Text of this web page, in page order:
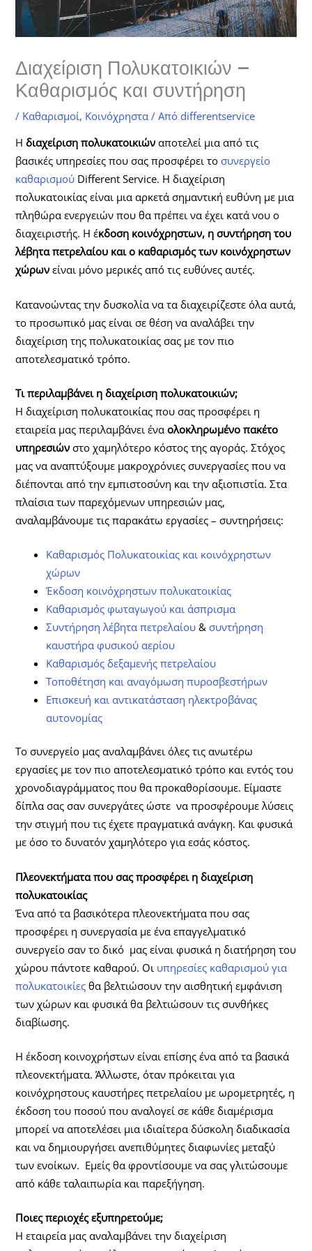
Διαχείριση Πολυκατοικιών –
Καθαρισμός και συντήρηση
/ Καθαρισμοί, Κοινόχρηστα / Από differentservice
Ηδιαχείριση πολυκατοικιών αποτελεί μια από τις
βασικές υπηρεσίες που σας προσφέρει τοσυνεργείο
καθαρισμού Different Service. Η διαχείριση
πολυκατοικίας είναι μια αρκετά σημαντική ευθύνη με μια
πληθώρα ενεργειών που θα πρέπει να έχει κατά νου ο
διαχειριστής. Η έκδοση κοινόχρηστων, η συντήρηση του
λέβητα πετρελαίου και ο καθαρισμός των κοινόχρηστων
χώρων είναι μόνο μερικές από τις ευθύνες αυτές.
Κατανοώντας την δυσκολία να τα διαχειρίζεστε όλα αυτά,
το προσωπικό μας είναι σε θέση να αναλάβει την
διαχείριση της πολυκατοικίας σας με τον πιο
αποτελεσματικό τρόπο.
Τι περιλαμβάνει η διαχείριση πολυκατοικιών;
Η διαχείριση πολυκατοικίας που σας προσφέρει η
εταιρεία μας περιλαμβάνει έναολοκληρωμένο πακέτο
υπηρεσιών στο χαμηλότερο κόστος της αγοράς. Στόχος
μας να αναπτύξουμε μακροχρόνιες συνεργασίες που να
διέπονται από την εμπιστοσύνη και την αξιοπιστία. Στα
πλαίσια των παρεχόμενων υπηρεσιών μας,
αναλαμβάνουμε τις παρακάτω εργασίες – συντηρήσεις:
Καθαρισμός Πολυκατοικίας και κοινόχρηστων
χώρων
Έκδοση κοινόχρηστων πολυκατοικίας
Καθαρισμός φωταγωγού και άσπρισμα
Συντήρηση λέβητα πετρελαίου &συντήρηση
καυστήρα φυσικού αερίου
Καθαρισμός δεξαμενής πετρελαίου
Τοποθέτηση και αναγόμωση πυροσβεστήρων
Επισκευή και αντικατάσταση ηλεκτροβάνας
αυτονομίας
Το συνεργείο μας αναλαμβάνει όλες τις ανωτέρω
εργασίες με τον πιο αποτελεσματικό τρόπο και εντός του
χρονοδιαγράμματος που θα προκαθορίσουμε. Είμαστε
δίπλα σας σαν συνεργάτες ώστε να προσφέρουμε λύσεις
την στιγμή που τις έχετε πραγματικά ανάγκη. Και φυσικά
με όσο το δυνατόν χαμηλότερο για εσάς κόστος.
Πλεονεκτήματα που σας προσφέρει η διαχείριση
πολυκατοικίας
Ένα από τα βασικότερα πλεονεκτήματα που σας
προσφέρει η συνεργασία με ένα επαγγελματικό
συνεργείο σαν το δικό μας είναι φυσικά η διατήρηση του
χώρου πάντοτε καθαρού. Οι υπηρεσίες καθαρισμού για
πολυκατοικίες θα βελτιώσουν την αισθητική εμφάνιση
των χώρων και φυσικά θα βελτιώσουν τις συνθήκες
διαβίωσης.
Η έκδοση κοινοχρήστων είναι επίσης ένα από τα βασικά
πλεονεκτήματα. Άλλωστε, όταν πρόκειται για
κοινόχρηστους καυστήρες πετρελαίου με ωρομετρητές, η
έκδοση του ποσού που αναλογεί σε κάθε διαμέρισμα
μπορεί να αποτελέσει μια ιδιαίτερα δύσκολη διαδικασία
και να δημιουργήσει ανεπιθύμητες διαφωνίες μεταξύ
των ενοίκων. Εμείς θα φροντίσουμε να σας γλιτώσουμε
από κάθε ταλαιπωρία και παρεξήγηση.
Ποιες περιοχές εξυπηρετούμε;
Η εταιρεία μας αναλαμβάνει την διαχείριση